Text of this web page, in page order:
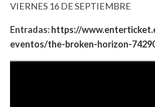
VIERNES 16 DE SEPTIEMBRE
Entradas:https://
eventos/the-broken-horizon-